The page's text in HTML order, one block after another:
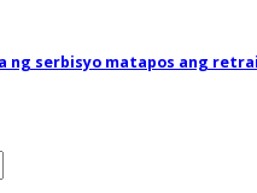
ng serbisyo matapos ang